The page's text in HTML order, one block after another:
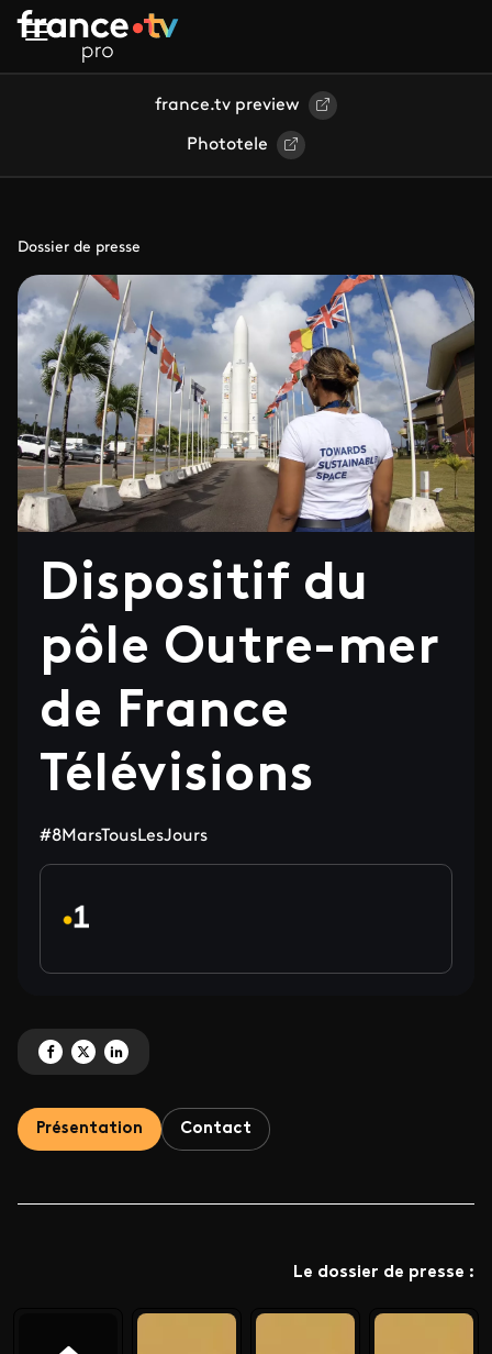
Aller au contenu principal
france.tv preview
Phototele
Dossier de presse
Dispositif du
pôle Outre-mer
de France
Télévisions
#8MarsTousLesJours
Partagez 'Dispositif du pôle Outre-mer de France Télévisions' sur Facebook
Partagez 'Dispositif du pôle Outre-mer de France Télévisions' sur X
Partagez 'Dispositif du pôle Outre-mer de France Télévisions' sur
Présentation Contact
Le dossier de presse :